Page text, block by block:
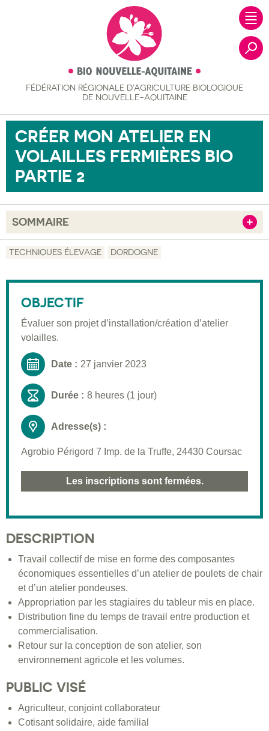
FÉDÉRATION RÉGIONALE D’AGRICULTURE BIOLOGIQUE
DE NOUVELLE-AQUITAINE
CRÉER MON ATELIER EN
VOLAILLES FERMIÈRES BIO
PARTIE 2
SOMMAIRE
Pré-requis
Validation
Moyens pédagogiques
Informations pratiques
TECHNIQUES ÉLEVAGE DORDOGNE
OBJECTIF
Évaluer son projet d’installation/création d’atelier
volailles.
Date : 27 janvier 2023
Durée : 8 heures (1 jour)
Adresse(s) :
Agrobio Périgord 7 Imp. de la Truffe, 24430 Coursac
Les inscriptions sont fermées.
DESCRIPTION
Travail collectif de mise en forme des composantes
économiques essentielles d’un atelier de poulets de chair
et d’un atelier pondeuses.
Appropriation par les stagiaires du tableur mis en place.
Distribution fine du temps de travail entre production et
commercialisation.
Retour sur la conception de son atelier, son
environnement agricole et les volumes.
PUBLIC VISÉ
Agriculteur, conjoint collaborateur
Cotisant solidaire, aide familial